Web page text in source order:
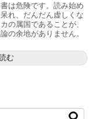
は危険です。読み始め
れ、だんだん虚しくな
の属国であることが、
の余地がありません。
む